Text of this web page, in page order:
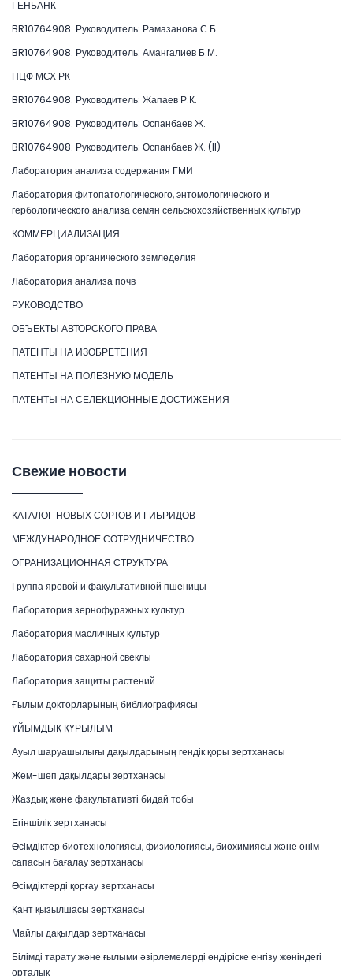
ГЕНБАНК
BR10764908. Руководитель: Рамазанова С.Б.
BR10764908. Руководитель: Амангалиев Б.М.
ПЦФ МСХ РК
BR10764908. Руководитель: Жапаев Р.К.
BR10764908. Руководитель: Оспанбаев Ж.
BR10764908. Руководитель: Оспанбаев Ж. (II)
Лаборатория анализа содержания ГМИ
Лаборатория фитопатологического, энтомологического и
гербологического анализа семян сельскохозяйственных культур
КОММЕРЦИАЛИЗАЦИЯ
Лаборатория органического земледелия
Лаборатория анализа почв
РУКОВОДСТВО
ОБЪЕКТЫ АВТОРСКОГО ПРАВА
ПАТЕНТЫ НА ИЗОБРЕТЕНИЯ
ПАТЕНТЫ НА ПОЛЕЗНУЮ МОДЕЛЬ
ПАТЕНТЫ НА СЕЛЕКЦИОННЫЕ ДОСТИЖЕНИЯ
Свежие новости
КАТАЛОГ НОВЫХ СОРТОВ И ГИБРИДОВ
МЕЖДУНАРОДНОЕ СОТРУДНИЧЕСТВО
ОГРАНИЗАЦИОННАЯ СТРУКТУРА
Группа яровой и факультативной пшеницы
Лаборатория зернофуражных культур
Лаборатория масличных культур
Лаборатория сахарной свеклы
Лаборатория защиты растений
Ғылым докторларының библиографиясы
ҰЙЫМДЫҚ ҚҰРЫЛЫМ
Ауыл шаруашылығы дақылдарының гендік қоры зертханасы
Жем-шөп дақылдары зертханасы
Жаздық және факультативті бидай тобы
Егіншілік зертханасы
Өсімдіктер биотехнологиясы, физиологиясы, биохимиясы және өнім
сапасын бағалау зертханасы
Өсімдіктерді қорғау зертханасы
Қант қызылшасы зертханасы
Майлы дақылдар зертханасы
Білімді тарату және ғылыми әзірлемелерді өндіріске енгізу жөніндегі
орталық